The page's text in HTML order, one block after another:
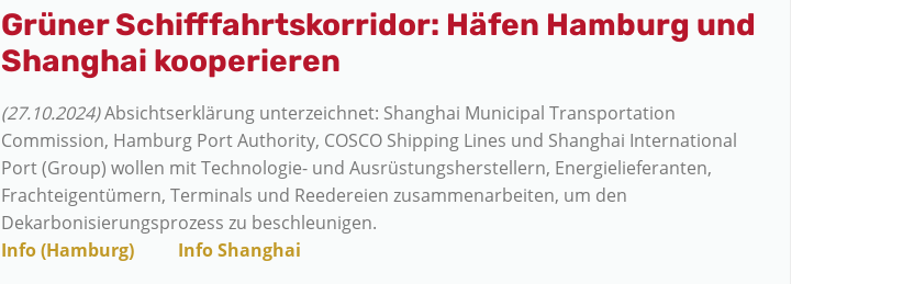
Grüner Schifffahrtskorridor: Häfen Hamburg und
Shanghai kooperieren
(27.10.2024)Absichtserklärung unterzeichnet: Shanghai Municipal Transportation
Commission, Hamburg Port Authority, COSCO Shipping Lines und Shanghai International
Port (Group) wollen mit Technologie- und Ausrüstungsherstellern, Energielieferanten,
Frachteigentümern, Terminals und Reedereien zusammenarbeiten, um den
Dekarbonisierungsprozess zu beschleunigen.
Info (Hamburg)
Info Shanghai